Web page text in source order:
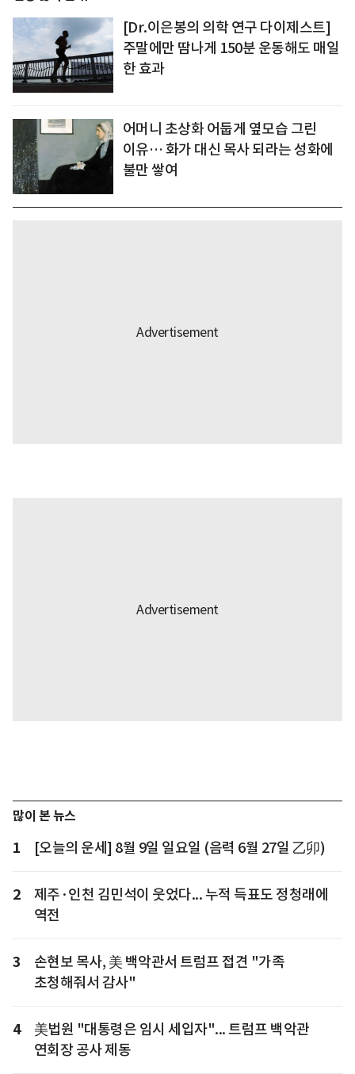
[Dr.이은봉의 의학 연구 다이제스트]
주말에만 땀나게 150분 운동해도 매일
한 효과
어머니 초상화 어둡게 옆모습 그린
이유… 화가 대신 목사 되라는 성화에
불만 쌓여
많이 본 뉴스
1 [오늘의 운세] 8월 9일 일요일 (음력 6월 27일 乙卯)
2
제주·인천 김민석이 웃었다... 누적 득표도 정청래에
역전
3
손현보 목사, 美 백악관서 트럼프 접견 "가족
초청해줘서 감사"
4
美법원 "대통령은 임시 세입자"... 트럼프 백악관
연회장 공사 제동